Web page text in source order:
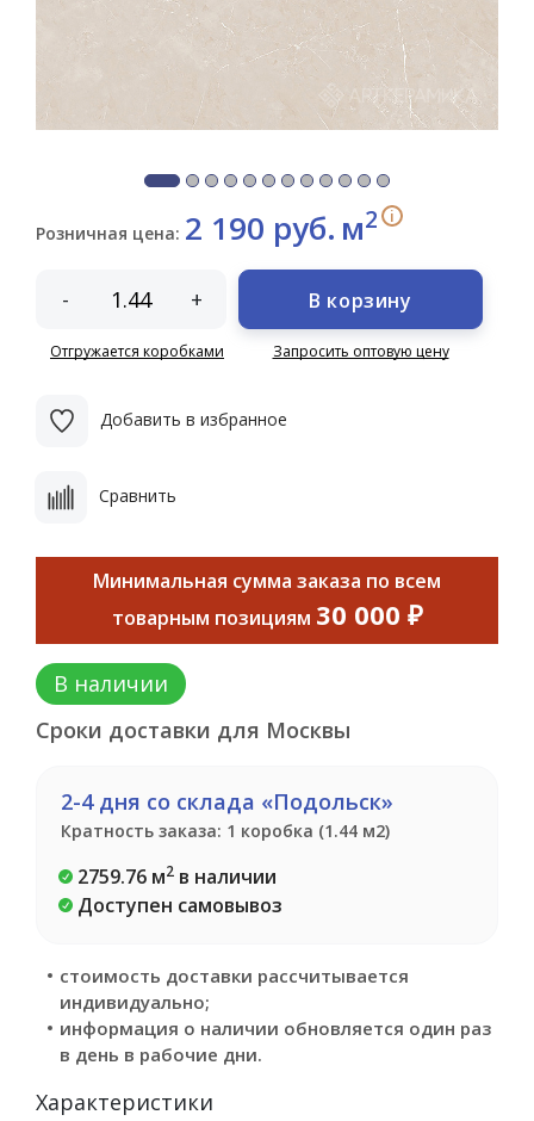
Розничная цена: 2 190 руб. м2 i
- +
Отгружается коробками
В корзину
Запросить оптовую цену
Добавить в избранное
Сравнить
Минимальная сумма заказа по всем
товарным позициям 30 000 ₽
В наличии
Сроки доставки для Москвы
2-4 дня со склада «Подольск»
Кратность заказа: 1 коробка (1.44 м2)
2759.76 м2 в наличии
Доступен самовывоз
стоимость доставки рассчитывается
индивидуально;
информация о наличии обновляется один раз
в день в рабочие дни.
Характеристики